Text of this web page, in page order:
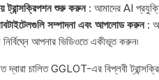
ট্রান্সক্রিপশন শুরু করুন: আমাদের AI
সম্পাদনা এবং আপলোড করুন:
আপনার ভিডিওতে একীভূত করুন৷
চালিত GGLOT-এর বিপ্লবী